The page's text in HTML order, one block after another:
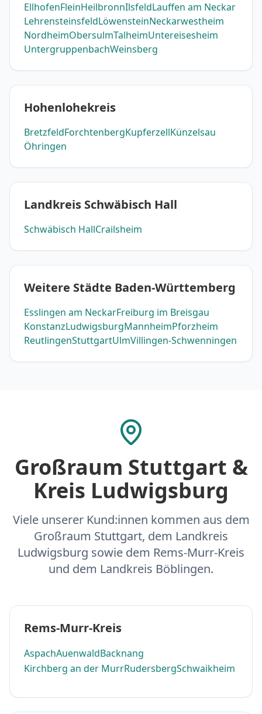
EllhofenFleinHeilbronnIlsfeldLauffen am Neckar
LehrensteinsfeldLöwensteinNeckarwestheim
NordheimObersulmTalheimUntereisesheim
UntergruppenbachWeinsberg
Hohenlohekreis
BretzfeldForchtenbergKupferzellKünzelsau
Öhringen
Landkreis Schwäbisch Hall
Schwäbisch HallCrailsheim
Weitere Städte Baden-Württemberg
Esslingen am NeckarFreiburg im Breisgau
KonstanzLudwigsburgMannheimPforzheim
ReutlingenStuttgartUlmVillingen-Schwenningen
Großraum Stuttgart &
Kreis Ludwigsburg
Viele unserer Kund:innen kommen aus dem
Großraum Stuttgart, dem Landkreis
Ludwigsburg sowie dem Rems-Murr-Kreis
und dem Landkreis Böblingen.
Rems-Murr-Kreis
AspachAuenwaldBacknang
Kirchberg an der MurrRudersbergSchwaikheim